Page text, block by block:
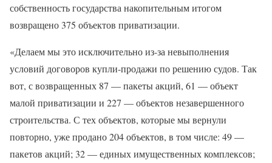
собственность государства накопительным итогом
возвращено 375 объектов приватизации.
«Делаем мы это исключительно из-за невыполнения
условий договоров купли-продажи по решению судов. Так
вот, с возвращенных 87 — пакеты акций, 61 — объект
малой приватизации и 227 — объектов незавершенного
строительства. С тех объектов, которые мы вернули
повторно, уже продано 204 объектов, в том числе: 49 —
пакетов акций; 32 — единых имущественных комплексов;